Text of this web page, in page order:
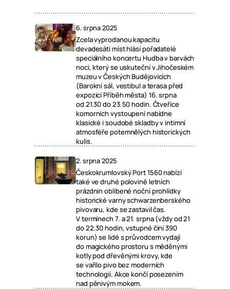
6. srpna 2025
Zcela vyprodanou kapacitu
devadesáti míst hlásí pořadatelé
speciálního koncertu Hudba v barvách
noci, který se uskuteční v Jihočeském
muzeu v Českých Budějovicích
(Barokní sál, vestibul a terasa před
expozicí Příběh města) 16. srpna
od 21.30 do 23.50 hodin. Čtveřice
komorních vystoupení nabídne
klasické i soudobé skladby v intimní
atmosféře potemnělých historických
kulis.
2. srpna 2025
Českokrumlovský Port 1560 nabízí
také ve druhé polovině letních
prázdnin oblíbené noční prohlídky
historické varny schwarzenberského
pivovaru, kde se zastavil čas.
V termínech 7. a 21. srpna (vždy od 21
do 22.30 hodin, vstupné činí 390
korun) se lidé s průvodcem vydají
do magického prostoru s měděnými
kotly pod dřevěnými krovy, kde
se vařilo pivo bez moderních
technologií. Akce končí posezením
nad pěnivým mokem.